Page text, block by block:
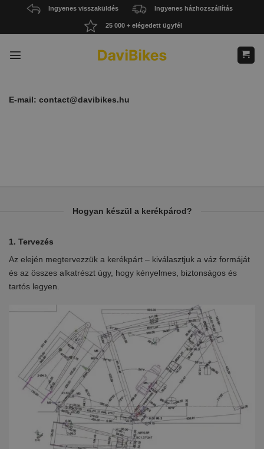
content
Ingyenes visszaküldés Ingyenes házhozszállítás
25 000 + elégedett ügyfél
E-mail: contact@davibikes.hu
Hogyan készül a kerékpárod?
1. Tervezés
Az elején megtervezzük a kerékpárt – kiválasztjuk a váz formáját
és az összes alkatrészt úgy, hogy kényelmes, biztonságos és
tartós legyen.